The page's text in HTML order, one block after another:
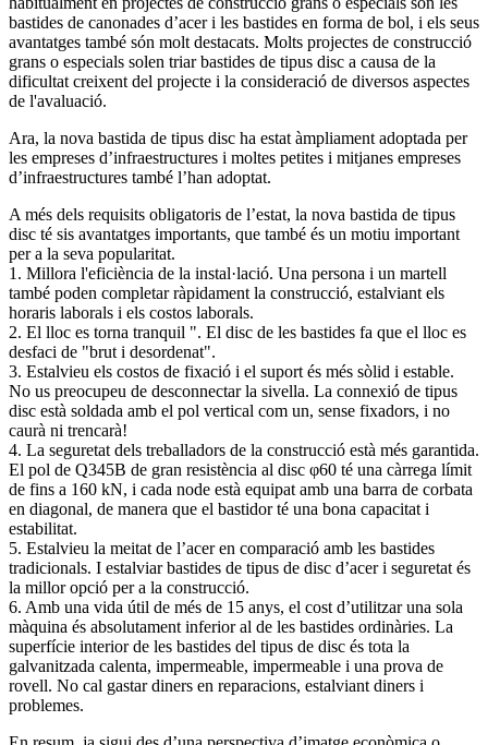
bastides de canonades d’acer i les bastides en forma de bol, i els seus
avantatges també són molt destacats. Molts projectes de construcció
grans o especials solen triar bastides de tipus disc a causa de la
dificultat creixent del projecte i la consideració de diversos aspectes
de l'avaluació.
Ara, la nova bastida de tipus disc ha estat àmpliament adoptada per
les empreses d’infraestructures i moltes petites i mitjanes empreses
d’infraestructures també l’han adoptat.
A més dels requisits obligatoris de l’estat, la nova bastida de tipus
disc té sis avantatges importants, que també és un motiu important
per a la seva popularitat.
1. Millora l'eficiència de la instal·lació. Una persona i un martell
també poden completar ràpidament la construcció, estalviant els
horaris laborals i els costos laborals.
2. El lloc es torna tranquil ". El disc de les bastides fa que el lloc es
desfaci de "brut i desordenat".
3. Estalvieu els costos de fixació i el suport és més sòlid i estable.
No us preocupeu de desconnectar la sivella. La connexió de tipus
disc està soldada amb el pol vertical com un, sense fixadors, i no
caurà ni trencarà!
4. La seguretat dels treballadors de la construcció està més garantida.
El pol de Q345B de gran resistència al disc φ60 té una càrrega límit
de fins a 160 kN, i cada node està equipat amb una barra de corbata
en diagonal, de manera que el bastidor té una bona capacitat i
estabilitat.
5. Estalvieu la meitat de l’acer en comparació amb les bastides
tradicionals. I estalviar bastides de tipus de disc d’acer i seguretat és
la millor opció per a la construcció.
6. Amb una vida útil de més de 15 anys, el cost d’utilitzar una sola
màquina és absolutament inferior al de les bastides ordinàries. La
superfície interior de les bastides del tipus de disc és tota la
galvanitzada calenta, impermeable, impermeable i una prova de
rovell. No cal gastar diners en reparacions, estalviant diners i
problemes.